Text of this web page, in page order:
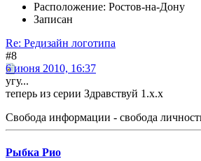
Расположение: Ростов-на-Дону
Записан
Re: Редизайн логотипа
#8
6 июня 2010, 16:37
угу...
теперь из серии Здравствуй 1.х.х
Свобода информации - свобода
Рыбка Рио